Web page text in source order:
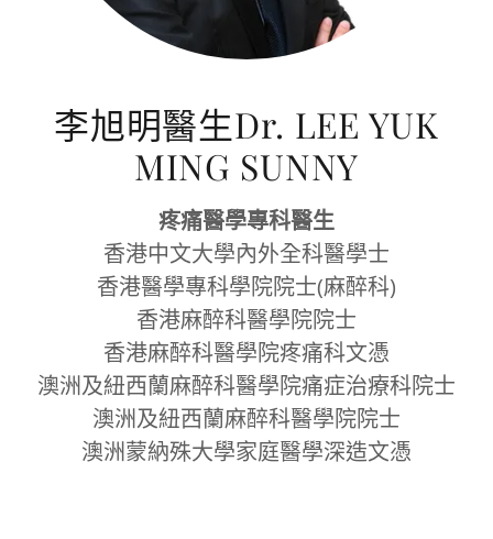
李旭明醫生Dr. LEE YUK
MING SUNNY
疼痛醫學專科醫生
香港中文大學內外全科醫學士
香港醫學專科學院院士(麻醉科)
香港麻醉科醫學院院士
香港麻醉科醫學院疼痛科文憑
澳洲及紐西蘭麻醉科醫學院痛症治療科院士
澳洲及紐西蘭麻醉科醫學院院士
澳洲蒙納殊大學家庭醫學深造文憑